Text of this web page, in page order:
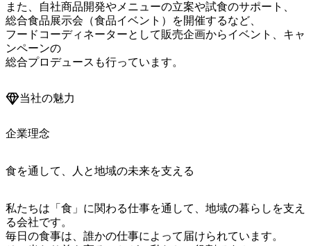
また、自社商品開発やメニューの立案や試食のサポート、
総合食品展示会（食品イベント）を開催するなど、
フードコーディネーターとして販売企画からイベント、キャ
ンペーンの
総合プロデュースも行っています。
当社の魅力
企業理念
食を通して、人と地域の未来を支える
私たちは「食」に関わる仕事を通して、地域の暮らしを支え
る会社です。
毎日の食事は、誰かの仕事によって届けられています。